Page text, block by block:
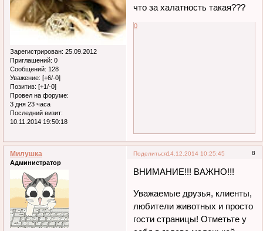
Зарегистрирован: 25.09.2012
Приглашений: 0
Сообщений: 128
Уважение: [+6/-0]
Позитив: [+1/-0]
Провел на форуме:
3 дня 23 часа
Последний визит:
10.11.2014 19:50:18
что за халатность такая???
0
Поделиться 8
14.12.2014 10:25:45
Милушка
Администратор
ВНИМАНИЕ!!! ВАЖНО!!!
Уважаемые друзья, клиенты,
любители животных и просто
гости страницы! Отметьте у